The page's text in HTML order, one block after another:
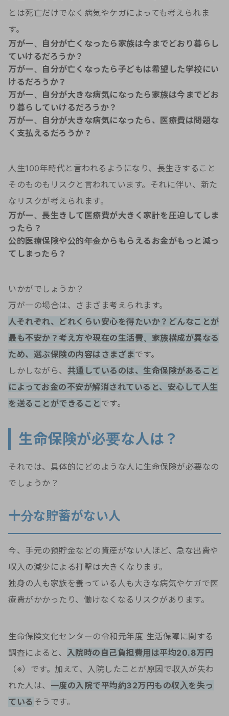
とは死亡だけでなく病気やケガによっても考えられま
す。
万が一、自分が亡くなったら家族は今までどおり暮らし
ていけるだろうか？
万が一、自分が亡くなったら子どもは希望した学校にい
けるだろうか？
万が一、自分が大きな病気になったら家族は今までどお
り暮らしていけるだろうか？
万が一、自分が大きな病気になったら、医療費は問題な
く支払えるだろうか？
人生100年時代と言われるようになり、長生きすること
そのものもリスクと言われています。それに伴い、新た
なリスクが考えられます。
万が一、長生きして医療費が大きく家計を圧迫してしま
ったら？
公的医療保険や公的年金からもらえるお金がもっと減っ
てしまったら？
いかがでしょうか？
万が一の場合は、さまざま考えられます。
人それぞれ、どれくらい安心を得たいか？どんなことが
最も不安か？考え方や現在の生活費、家族構成が異なる
ため、選ぶ保険の内容はさまざまです。
しかしながら、 共通しているのは、生命保険があること
によってお金の不安が解消されていると、安心して人生
を送ることができること です。
生命保険が必要な人は？
それでは、具体的にどのような人に生命保険が必要なの
でしょうか？
十分な貯蓄がない人
今、手元の預貯金などの資産がない人ほど、急な出費や
収入の減少による打撃は大きくなります。
独身の人も家族を養っている人も大きな病気やケガで医
療費がかかったり、働けなくなるリスクがあります。
生命保険文化センターの令和元年度 生活保障に関する
調査によると、 入院時の自己負担費用は平均20.8万円
（※）です。加えて、入院したことが原因で収入が失わ
れた人は、 一度の入院で平均約32万円もの収入を失っ
ている そうです。